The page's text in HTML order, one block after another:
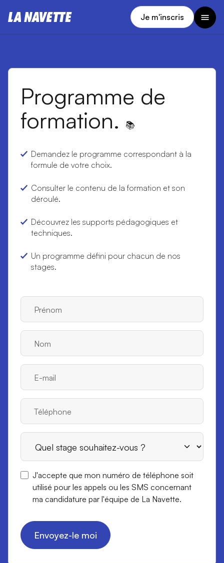
Je m'inscris
Programme de
formation.
📚
Demandez le programme correspondant à la
formule de votre choix.
Consulter le contenu de la formation et son
déroulé.
Découvrez les supports pédagogiques et
techniques.
Un programme défini pour chacun de nos
stages.
Prénom
Nom
E-mail
Téléphone
J'accepte que mon numéro de téléphone soit
utilisé pour les appels ou les SMS concernant
ma candidature par l'équipe de La Navette.
Envoyez-le moi